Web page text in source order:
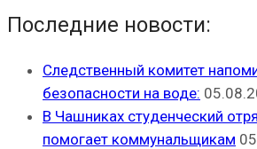
Последние новости:
Следственный комитет
безопасности на воде:
В Чашниках студенческий
помогает коммунальщикам